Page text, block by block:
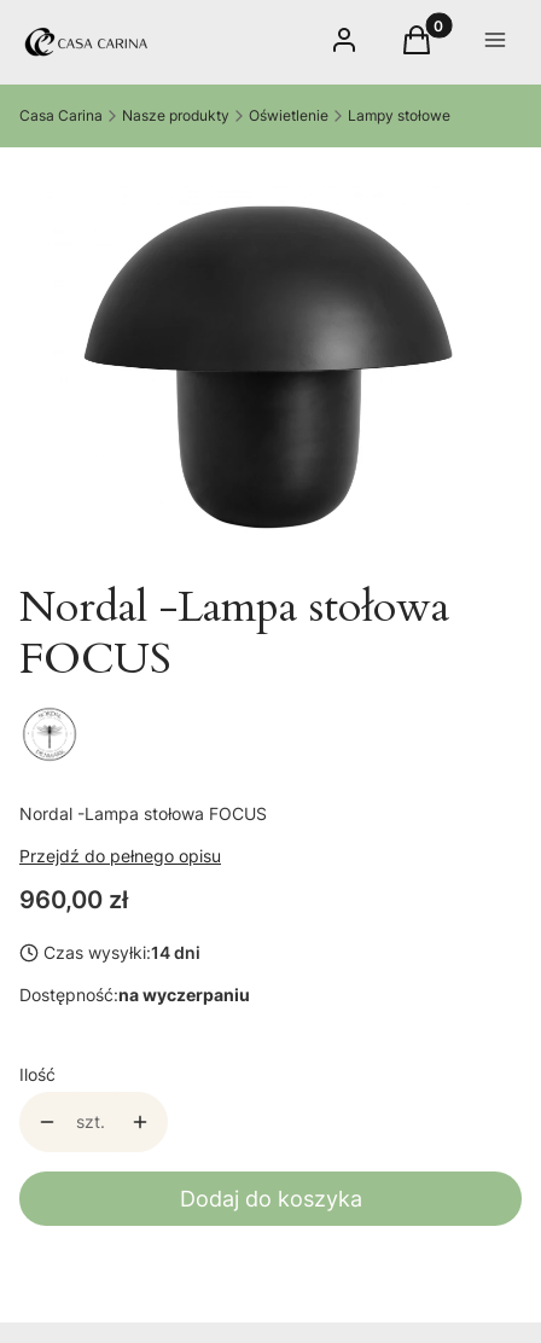
Zaloguj sięProdukty w
Koszyk Menu
Casa Carina Nasze produkty Oświetlenie Lampy stołowe
Nordal -Lampa stołowa
FOCUS
Nordal -Lampa stołowa FOCUS
Przejdź do pełnego opisu
Cena
960,00 zł
Czas wysyłki:14 dni
Dostępność:na wyczerpaniu
Ilość
szt.
Dodaj do koszyka